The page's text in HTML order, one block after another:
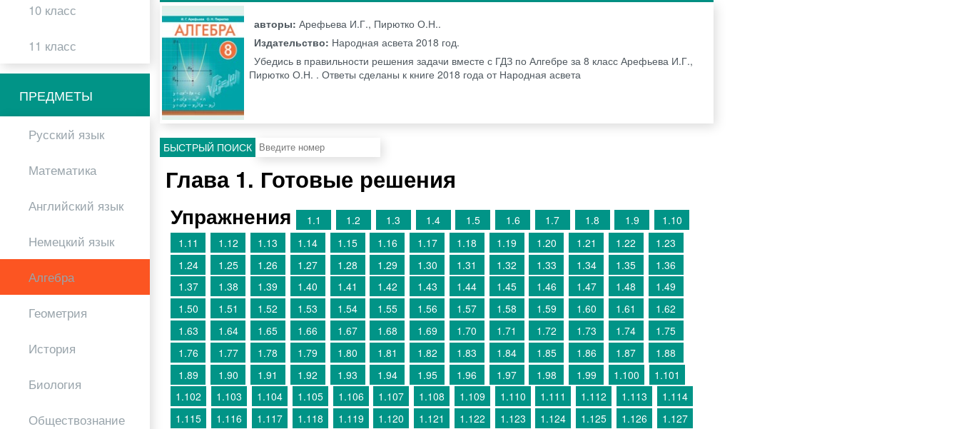
10 класс
11 класс
ПРЕДМЕТЫ
Русский язык
Математика
Английский язык
Немецкий язык
Алгебра
Геометрия
История
Биология
Обществознание
авторы:Арефьева И.Г., Пирютко О.Н..
Издательство: Народная асвета 2018 год.
Убедись в правильности решения задачи вместе с ГДЗ по Алгебре за 8 класс Арефьева И.Г.,
Пирютко О.Н. . Ответы сделаны к книге 2018 года от Народная асвета
БЫСТРЫЙ ПОИСК
Глава 1. Готовые решения
Упражнения 1.1 1.2 1.3 1.4 1.5 1.6 1.7 1.8 1.9
1.10
1.11
1.12 1.13 1.14 1.15 1.16 1.17 1.18 1.19 1.20 1.21 1.22
1.23
1.24
1.25 1.26 1.27 1.28 1.29 1.30 1.31 1.32 1.33 1.34 1.35
1.36
1.37
1.38 1.39 1.40 1.41 1.42 1.43 1.44 1.45 1.46 1.47 1.48
1.49
1.50
1.51 1.52 1.53 1.54 1.55 1.56 1.57 1.58 1.59 1.60 1.61
1.62
1.63
1.64 1.65 1.66 1.67 1.68 1.69 1.70 1.71 1.72 1.73 1.74
1.75
1.76
1.77 1.78 1.79 1.80 1.81 1.82 1.83 1.84 1.85 1.86 1.87
1.88
1.89
1.90 1.91 1.92 1.93 1.94 1.95 1.96 1.97 1.98 1.99 1.100
1.101
1.102
1.103 1.104 1.105 1.106 1.107 1.108 1.109 1.110 1.111 1.112 1.113
1.114
1.115
1.116 1.117 1.118 1.119 1.120 1.121 1.122 1.123 1.124 1.125 1.126
1.127